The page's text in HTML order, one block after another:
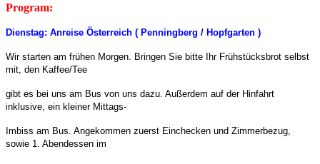
Program:
Dienstag: Anreise Österreich ( Penningberg / Hopfgarten )
Wir starten am frühen Morgen. Bringen Sie bitte Ihr Frühstücksbrot selbst
mit, den Kaffee/Tee
gibt es bei uns am Bus von uns dazu. Außerdem auf der Hinfahrt
inklusive, ein kleiner Mittags-
Imbiss am Bus. Angekommen zuerst Einchecken und Zimmerbezug,
sowie 1. Abendessen im